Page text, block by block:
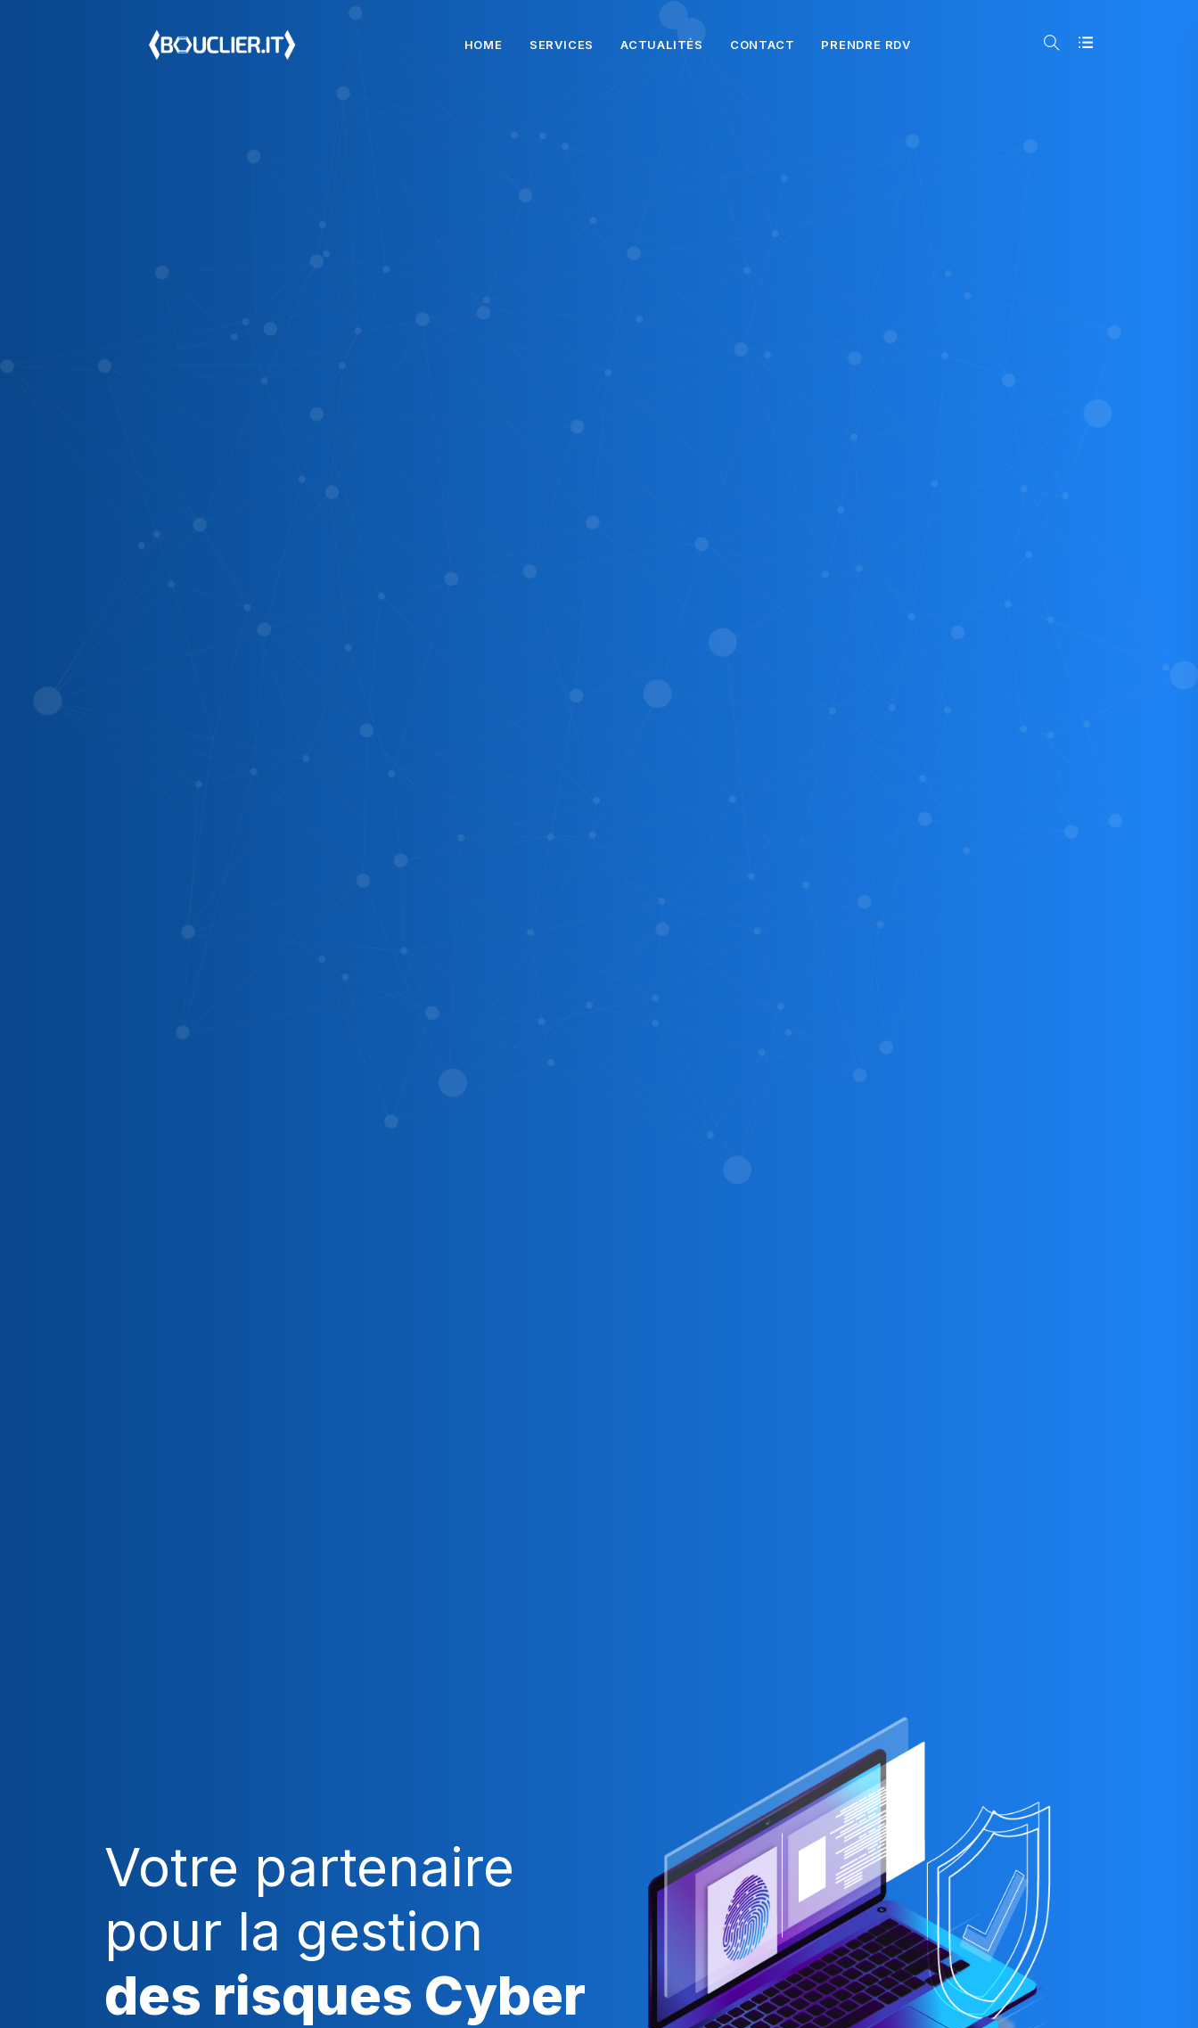
HOME SERVICES ACTUALITÉS CONTACT PRENDRE RDV
Votre partenaire
pour la gestion
des risques Cyber